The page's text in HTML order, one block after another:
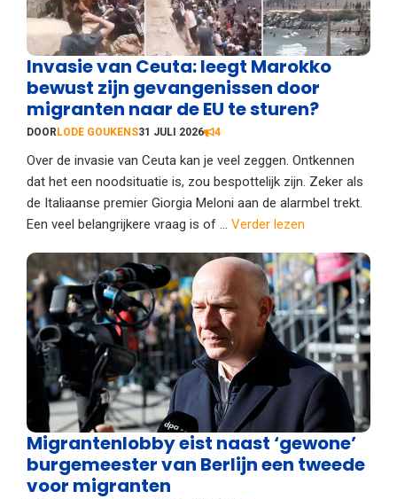
Invasie van Ceuta: leegt Marokko
bewust zijn gevangenissen door
migranten naar de EU te sturen?
DOORLODE GOUKENS31 JULI 2026 4
Over de invasie van Ceuta kan je veel zeggen. Ontkennen
dat het een noodsituatie is, zou bespottelijk zijn. Zeker als
de Italiaanse premier Giorgia Meloni aan de alarmbel trekt.
Een veel belangrijkere vraag is of ... Verder lezen
Migrantenlobby eist naast ‘gewone’
burgemeester van Berlijn een tweede
voor migranten